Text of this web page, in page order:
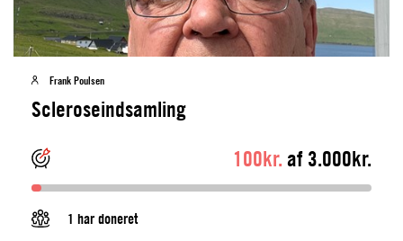
Frank Poulsen
Scleroseindsamling
100kr. af 3.000kr.
1 har doneret